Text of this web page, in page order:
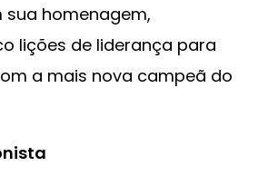
sua homenagem,
lições de liderança para
a mais nova campeã do